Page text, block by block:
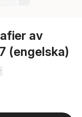
av
(engelska)